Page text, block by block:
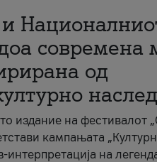
современа
од
издание на фестивалот
кампањата
интерпретација на